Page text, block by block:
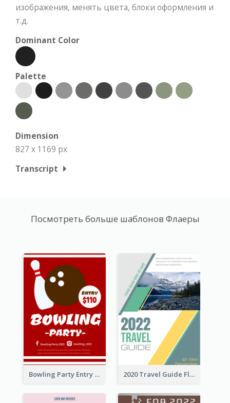
изображения, менять цвета, блоки оформления и
т.д.
Dominant Color
Palette
Dimension
827 x 1169 px
Transcript
Посмотреть больше шаблонов Флаеры
Bowling Party Entry Flyer 2020 Travel Guide Flyer